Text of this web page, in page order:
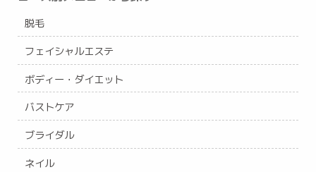
脱毛
フェイシャルエステ
ボディー・ダイエット
バストケア
ブライダル
ネイル